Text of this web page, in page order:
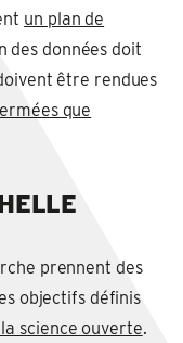
un plan de
des données doit
être rendues
que
prennent des
objectifs définis
science ouverte.